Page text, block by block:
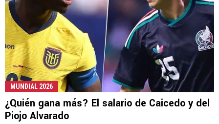
MUNDIAL 2026
¿Quién gana más? El salario de Caicedo y del
Piojo Alvarado